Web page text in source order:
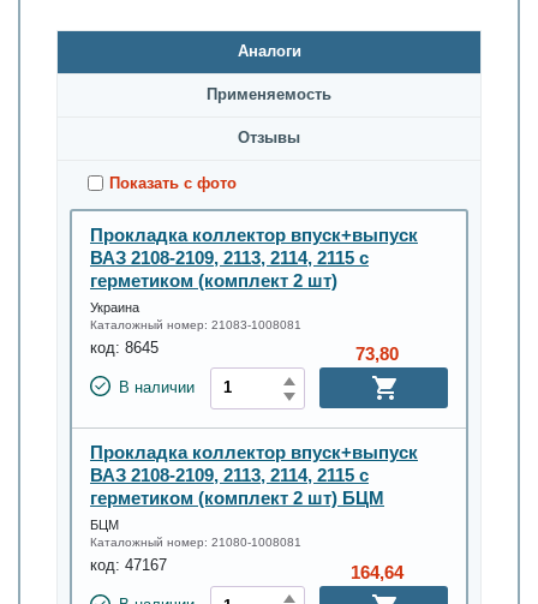
Аналоги
Применяемость
Oтзывы
Показать с фото
Прокладка коллектор впуск+выпуск
ВАЗ 2108-2109, 2113, 2114, 2115 с
герметиком (комплект 2 шт)
Украина
Каталожный номер: 21083-1008081
код: 8645
В наличии
73,80
Прокладка коллектор впуск+выпуск
ВАЗ 2108-2109, 2113, 2114, 2115 с
герметиком (комплект 2 шт) БЦМ
БЦМ
Каталожный номер: 21080-1008081
код: 47167 164,64